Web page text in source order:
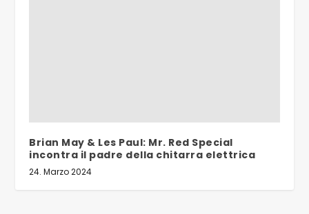
Brian May & Les Paul: Mr. Red Special
incontra il padre della chitarra elettrica
24. Marzo 2024